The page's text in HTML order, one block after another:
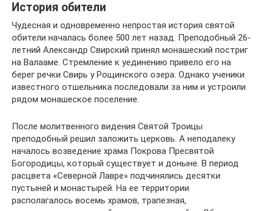
История обители
Чудесная и одновременно непростая история святой
обители началась более 500 лет назад. Преподобный 26-
летний Александр Свирский принял монашеский постриг
на Валааме. Стремление к уединению привело его на
берег речки Свирь у Рощинского озера. Однако ученики
известного отшельника последовали за ним и устроили
рядом монашеское поселение.
После молитвенного видения Святой Троицы
преподобный решил заложить церковь. А неподалеку
началось возведение храма Покрова Пресвятой
Богородицы, который существует и доныне. В период
расцвета «Северной Лавре» подчинялись десятки
пустыней и монастырей. На ее территории
располагалось восемь храмов, трапезная,